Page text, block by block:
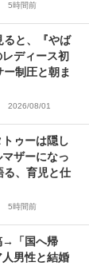
5時間前
ると、『やば
ディース初
制圧と朝ま
2026/08/01
ゥーは隠し
ザーになっ
る、育児と仕
5時間前
→「国へ帰
男性と結婚